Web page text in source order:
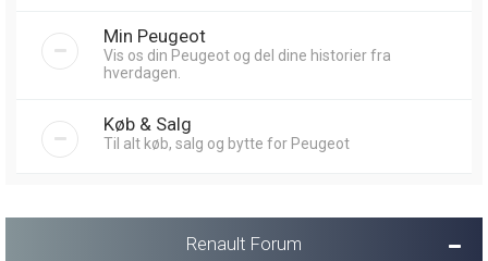
Min Peugeot
Vis os din Peugeot og del dine historier fra
hverdagen.
Køb & Salg
Til alt køb, salg og bytte for Peugeot
Renault Forum